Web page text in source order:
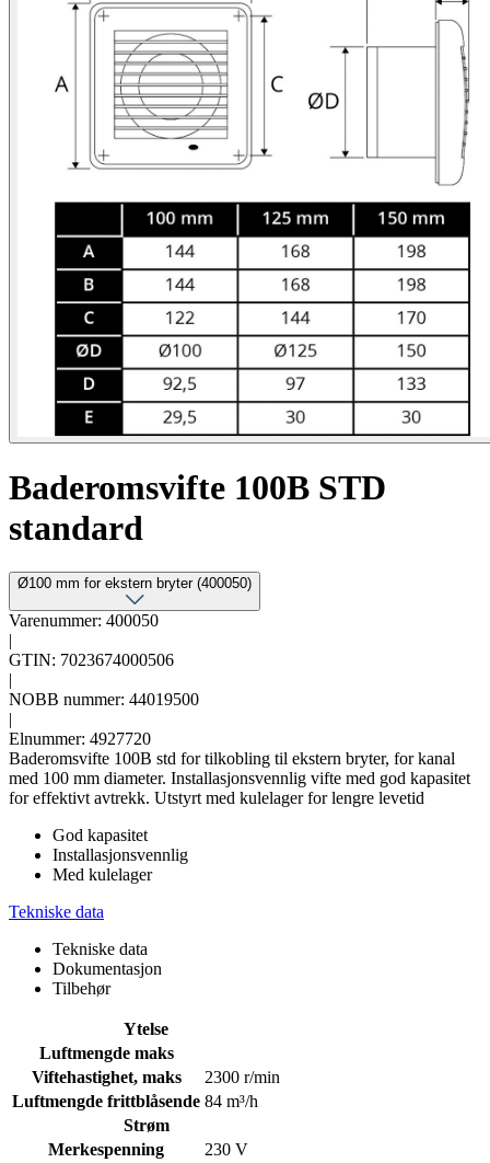
Baderomsvifte 100B STD
standard
Ø100 mm for ekstern bryter (400050)
Varenummer: 400050
|
GTIN: 7023674000506
|
NOBB nummer: 44019500
|
Elnummer: 4927720
Baderomsvifte 100B std for tilkobling til ekstern bryter, for kanal
med 100 mm diameter. Installasjonsvennlig vifte med god kapasitet
for effektivt avtrekk. Utstyrt med kulelager for lengre levetid
God kapasitet
Installasjonsvennlig
Med kulelager
Tekniske data
Tekniske data
Dokumentasjon
Tilbehør
Ytelse
Luftmengde maks
Viftehastighet, maks
2300 r/min
Luftmengde frittblåsende 84 m³/h
Strøm
Merkespenning
230 V